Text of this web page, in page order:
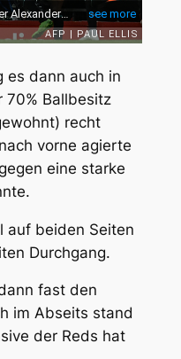
es dann auch in
70% Ballbesitz
recht
vorne agierte
eine starke
auf beiden Seiten
Durchgang.
fast den
im Abseits stand
der Reds hat